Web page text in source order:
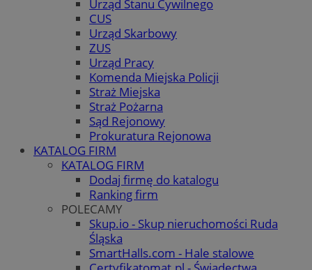
Urząd Stanu Cywilnego
CUS
Urząd Skarbowy
ZUS
Urząd Pracy
Komenda Miejska Policji
Straż Miejska
Straż Pożarna
Sąd Rejonowy
Prokuratura Rejonowa
KATALOG FIRM
KATALOG FIRM
Dodaj firmę do katalogu
Ranking firm
POLECAMY
Skup.io - Skup nieruchomości Ruda
Śląska
SmartHalls.com - Hale stalowe